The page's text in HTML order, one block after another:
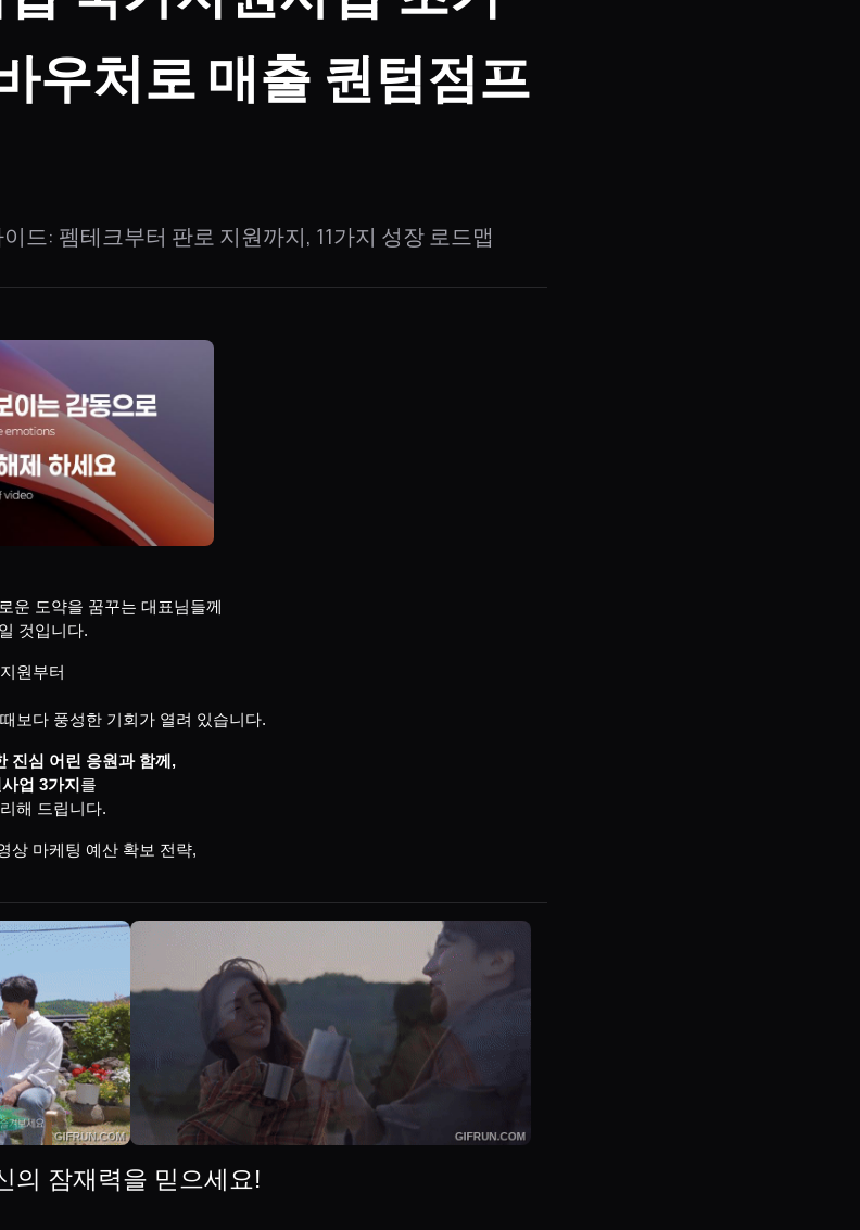
우처로 매출 퀀텀점프
드: 펨테크부터 판로 지원까지, 11가지 성장 로드맵
운 도약을 꿈꾸는 대표님들께
것입니다.
원부터
보다 풍성한 기회가 열려 있습니다.
진심 어린 응원과 함께,
업 3가지를
해 드립니다.
상 마케팅 예산 확보 전략,
의 잠재력을 믿으세요!